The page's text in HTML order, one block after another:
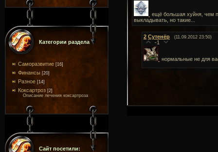
Категории раздела
Саморазвитие [16]
Финансы [20]
Разное [14]
Коксартроз [2]
Описание лечения коксартроза
Сайт посетили:
ещё большая хуйня, чем
выкладывать, но такие...
2 Сутенёр (11.09.2012 23:50)
-1
нормальные не для